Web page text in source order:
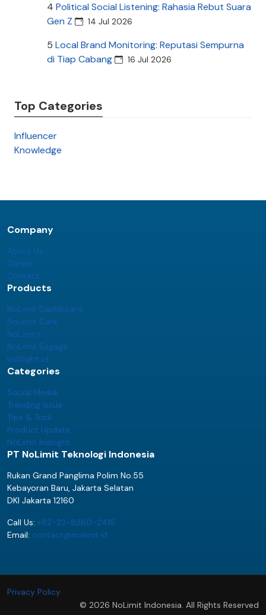
4 Political Social Listening: Rahasia Rebut Suara
Gen Z
14 Jul 2026
5 Local Brand Monitoring: Reputasi Sempurna
di Tiap Cabang
16 Jul 2026
Top Categories
Influencer
Knowledge
Company
About Us
Career
Contact
Products
NoLimit Dashboard
NoLimit Care
NoLimit+
NoLimit Engage
IndSight.id
Categories
Social Media
Trending Issue
Tips & Trick
Product Update
NoLimit Indsight
PT NoLimit Teknologi Indonesia
Rukan Grand Panglima Polim No.55
Kebayoran Baru, Jakarta Selatan
DKI Jakarta 12160
Call Us: +62-22-8260-2415
Email: contact@nolimit.id
Privacy Policy
© 2026 NoLimit Indonesia. All Rights Reserved